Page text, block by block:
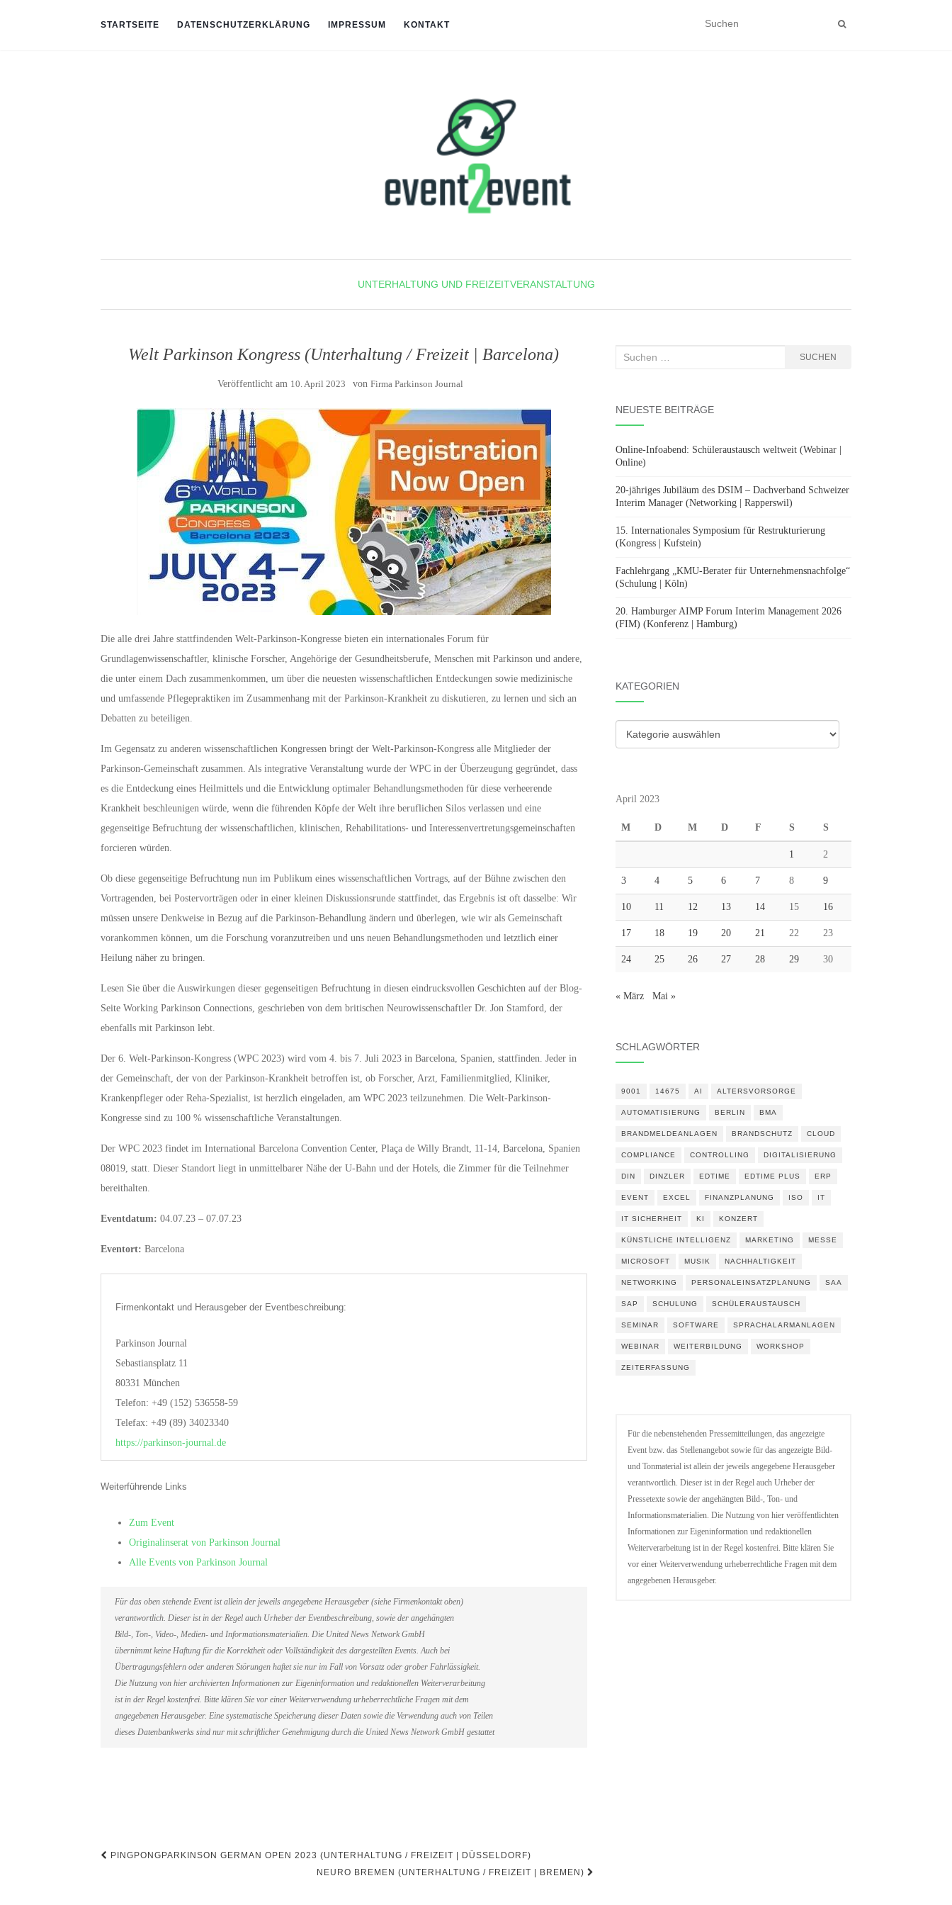
STARTSEITE DATENSCHUTZERKLÄRUNG IMPRESSUM KONTAKT
UNTERHALTUNG UND FREIZEITVERANSTALTUNG
Welt Parkinson Kongress (Unterhaltung / Freizeit | Barcelona)
Veröffentlicht am 10. April 2023 von Firma Parkinson Journal
Die alle drei Jahre stattfindenden Welt-Parkinson-Kongresse bieten ein internationales Forum für
Grundlagenwissenschaftler, klinische Forscher, Angehörige der Gesundheitsberufe, Menschen mit Parkinson und andere,
die unter einem Dach zusammenkommen, um über die neuesten wissenschaftlichen Entdeckungen sowie medizinische
und umfassende Pflegepraktiken im Zusammenhang mit der Parkinson-Krankheit zu diskutieren, zu lernen und sich an
Debatten zu beteiligen.
Im Gegensatz zu anderen wissenschaftlichen Kongressen bringt der Welt-Parkinson-Kongress alle Mitglieder der
Parkinson-Gemeinschaft zusammen. Als integrative Veranstaltung wurde der WPC in der Überzeugung gegründet, dass
es die Entdeckung eines Heilmittels und die Entwicklung optimaler Behandlungsmethoden für diese verheerende
Krankheit beschleunigen würde, wenn die führenden Köpfe der Welt ihre beruflichen Silos verlassen und eine
gegenseitige Befruchtung der wissenschaftlichen, klinischen, Rehabilitations- und Interessenvertretungsgemeinschaften
forcieren würden.
Ob diese gegenseitige Befruchtung nun im Publikum eines wissenschaftlichen Vortrags, auf der Bühne zwischen den
Vortragenden, bei Postervorträgen oder in einer kleinen Diskussionsrunde stattfindet, das Ergebnis ist oft dasselbe: Wir
müssen unsere Denkweise in Bezug auf die Parkinson-Behandlung ändern und überlegen, wie wir als Gemeinschaft
vorankommen können, um die Forschung voranzutreiben und uns neuen Behandlungsmethoden und letztlich einer
Heilung näher zu bringen.
Lesen Sie über die Auswirkungen dieser gegenseitigen Befruchtung in diesen eindrucksvollen Geschichten auf der Blog-
Seite Working Parkinson Connections, geschrieben von dem britischen Neurowissenschaftler Dr. Jon Stamford, der
ebenfalls mit Parkinson lebt.
Der 6. Welt-Parkinson-Kongress (WPC 2023) wird vom 4. bis 7. Juli 2023 in Barcelona, Spanien, stattfinden. Jeder in
der Gemeinschaft, der von der Parkinson-Krankheit betroffen ist, ob Forscher, Arzt, Familienmitglied, Kliniker,
Krankenpfleger oder Reha-Spezialist, ist herzlich eingeladen, am WPC 2023 teilzunehmen. Die Welt-Parkinson-
Kongresse sind zu 100 % wissenschaftliche Veranstaltungen.
Der WPC 2023 findet im International Barcelona Convention Center, Plaça de Willy Brandt, 11-14, Barcelona, Spanien
08019, statt. Dieser Standort liegt in unmittelbarer Nähe der U-Bahn und der Hotels, die Zimmer für die Teilnehmer
bereithalten.
Eventdatum: 04.07.23 – 07.07.23
Eventort: Barcelona
Firmenkontakt und Herausgeber der Eventbeschreibung:
Parkinson Journal
Sebastiansplatz 11
80331 München
Telefon: +49 (152) 536558-59
Telefax: +49 (89) 34023340
https://parkinson-journal.de
Weiterführende Links
Zum Event
Originalinserat von Parkinson Journal
Alle Events von Parkinson Journal
Für das oben stehende Event ist allein der jeweils angegebene Herausgeber (siehe Firmenkontakt oben)
verantwortlich. Dieser ist in der Regel auch Urheber der Eventbeschreibung, sowie der angehängten
Bild-, Ton-, Video-, Medien- und Informationsmaterialien. Die United News Network GmbH
übernimmt keine Haftung für die Korrektheit oder Vollständigkeit des dargestellten Events. Auch bei
Übertragungsfehlern oder anderen Störungen haftet sie nur im Fall von Vorsatz oder grober Fahrlässigkeit.
Die Nutzung von hier archivierten Informationen zur Eigeninformation und redaktionellen Weiterverarbeitung
ist in der Regel kostenfrei. Bitte klären Sie vor einer Weiterverwendung urheberrechtliche Fragen mit dem
angegebenen Herausgeber. Eine systematische Speicherung dieser Daten sowie die Verwendung auch von Teilen
dieses Datenbankwerks sind nur mit schriftlicher Genehmigung durch die United News Network GmbH gestattet
Beitragsnavigation
PINGPONGPARKINSON GERMAN OPEN 2023 (UNTERHALTUNG / FREIZEIT | DÜSSELDORF)
NEURO BREMEN (UNTERHALTUNG / FREIZEIT | BREMEN)
Suchen
SUCHEN
NEUESTE BEITRÄGE
Online-Infoabend: Schüleraustausch weltweit (Webinar |
Online)
20-jähriges Jubiläum des DSIM – Dachverband Schweizer
Interim Manager (Networking | Rapperswil)
15. Internationales Symposium für Restrukturierung
(Kongress | Kufstein)
Fachlehrgang „KMU-Berater für Unternehmensnachfolge“
(Schulung | Köln)
20. Hamburger AIMP Forum Interim Management 2026
(FIM) (Konferenz | Hamburg)
KATEGORIEN
Kategorien
April 2023
M D M D F S S
1 2
3 4 5 6 7 8 9
10 11 12 13 14 15 16
17 18 19 20 21 22 23
24 25 26 27 28 29 30
« März Mai »
SCHLAGWÖRTER
9001 14675 AI ALTERSVORSORGE
AUTOMATISIERUNG BERLIN BMA
BRANDMELDEANLAGEN BRANDSCHUTZ CLOUD
COMPLIANCE CONTROLLING DIGITALISIERUNG
DIN DINZLER EDTIME EDTIME PLUS ERP
EVENT EXCEL FINANZPLANUNG ISO IT
IT SICHERHEIT KI KONZERT
KÜNSTLICHE INTELLIGENZ MARKETING MESSE
MICROSOFT MUSIK NACHHALTIGKEIT
NETWORKING PERSONALEINSATZPLANUNG SAA
SAP SCHULUNG SCHÜLERAUSTAUSCH
SEMINAR SOFTWARE SPRACHALARMANLAGEN
WEBINAR WEITERBILDUNG WORKSHOP
ZEITERFASSUNG
Für die nebenstehenden Pressemitteilungen, das angezeigte
Event bzw. das Stellenangebot sowie für das angezeigte Bild-
und Tonmaterial ist allein der jeweils angegebene Herausgeber
verantwortlich. Dieser ist in der Regel auch Urheber der
Pressetexte sowie der angehängten Bild-, Ton- und
Informationsmaterialien. Die Nutzung von hier veröffentlichten
Informationen zur Eigeninformation und redaktionellen
Weiterverarbeitung ist in der Regel kostenfrei. Bitte klären Sie
vor einer Weiterverwendung urheberrechtliche Fragen mit dem
angegebenen Herausgeber.